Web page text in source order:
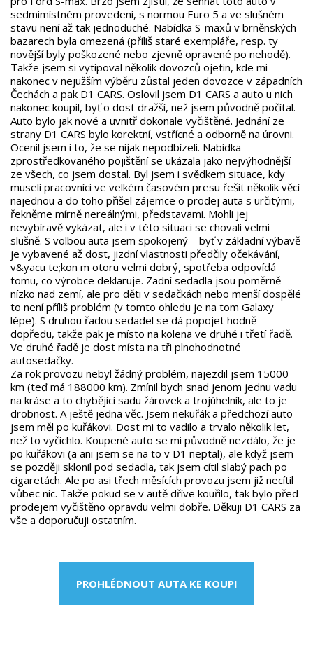
sedmimístném provedení, s normou Euro 5 a ve slušném
stavu není až tak jednoduché. Nabídka S-maxů v brněnských
bazarech byla omezená (příliš staré exempláře, resp. ty
novější byly poškozené nebo zjevně opravené po nehodě).
Takže jsem si vytipoval několik dovozců ojetin, kde mi
nakonec v nejužším výběru zůstal jeden dovozce v západních
Čechách a pak D1 CARS. Oslovil jsem D1 CARS a auto u nich
nakonec koupil, byť o dost dražší, než jsem původně počítal.
Auto bylo jak nové a uvnitř dokonale vyčištěné. Jednání ze
strany D1 CARS bylo korektní, vstřícné a odborně na úrovni.
Ocenil jsem i to, že se nijak nepodbízeli. Nabídka
zprostředkovaného pojištění se ukázala jako nejvýhodnější
ze všech, co jsem dostal. Byl jsem i svědkem situace, kdy
museli pracovníci ve velkém časovém presu řešit několik věcí
najednou a do toho přišel zájemce o prodej auta s určitými,
řekněme mírně nereálnými, představami. Mohli jej
nevybíravě vykázat, ale i v této situaci se chovali velmi
slušně. S volbou auta jsem spokojený – byť v základní výbavě
je vybavené až dost, jizdní vlastnosti předčily očekávání,
v&yacu te;kon m otoru velmi dobrý, spotřeba odpovídá
tomu, co výrobce deklaruje. Zadní sedadla jsou poměrně
nízko nad zemí, ale pro děti v sedačkách nebo menší dospělé
to není příliš problém (v tomto ohledu je na tom Galaxy
lépe). S druhou řadou sedadel se dá popojet hodně
dopředu, takže pak je místo na kolena ve druhé i třetí řadě.
Ve druhé řadě je dost místa na tři plnohodnotné
autosedačky.
Za rok provozu nebyl žádný problém, najezdil jsem 15000
km (teď má 188000 km). Zmínil bych snad jenom jednu vadu
na kráse a to chybějící sadu žárovek a trojúhelník, ale to je
drobnost. A ještě jedna věc. Jsem nekuřák a předchozí auto
jsem měl po kuřákovi. Dost mi to vadilo a trvalo několik let,
než to vyčichlo. Koupené auto se mi původně nezdálo, že je
po kuřákovi (a ani jsem se na to v D1 neptal), ale když jsem
se později sklonil pod sedadla, tak jsem cítil slabý pach po
cigaretách. Ale po asi třech měsících provozu jsem již necítil
vůbec nic. Takže pokud se v autě dříve kouřilo, tak bylo před
prodejem vyčištěno opravdu velmi dobře. Děkuji D1 CARS za
vše a doporučuji ostatním.
PROHLÉDNOUT AUTA KE KOUPI